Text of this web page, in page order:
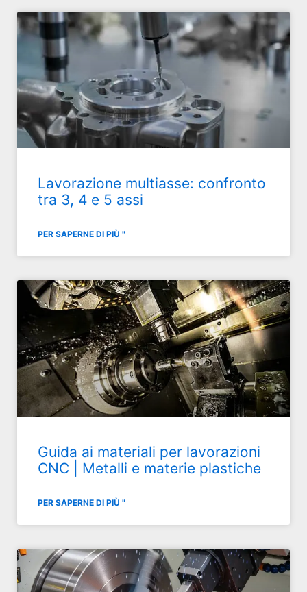
Lavorazione multiasse: confronto
tra 3, 4 e 5 assi
PER SAPERNE DI PIÙ "
Guida ai materiali per lavorazioni
CNC | Metalli e materie plastiche
PER SAPERNE DI PIÙ "